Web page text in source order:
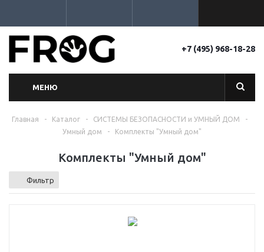
+7 (495) 968-18-28
МЕНЮ
Главная - Каталог - СИСТЕМЫ БЕЗОПАСНОСТИ и УМНЫЙ ДОМ
-
Умный дом
- Комплекты "Умный дом"
Комплекты "Умный дом"
Фильтр